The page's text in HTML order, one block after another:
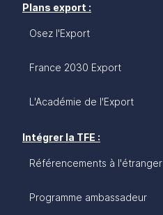
Plans export :
Osez l'Export
France 2030 Export
L'Académie de l'Export
Intégrer la TFE :
Référencements à l'étranger
Programme ambassadeur